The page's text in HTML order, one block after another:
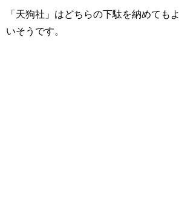
「天狗社」はどちらの下駄を納めてもよ
いそうです。